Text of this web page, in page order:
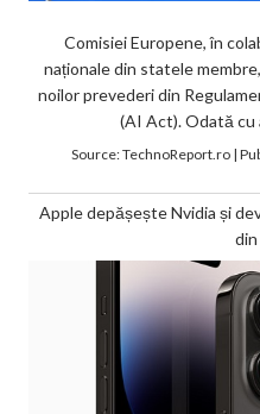
Comisiei Europene, în
naționale din statele
noilor prevederi din
(AI Act). Odată cu
Source:TechnoReport.ro|
Apple depășește Nvidia și